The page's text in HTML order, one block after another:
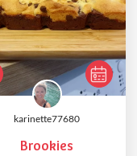
karinette77680
Brookies